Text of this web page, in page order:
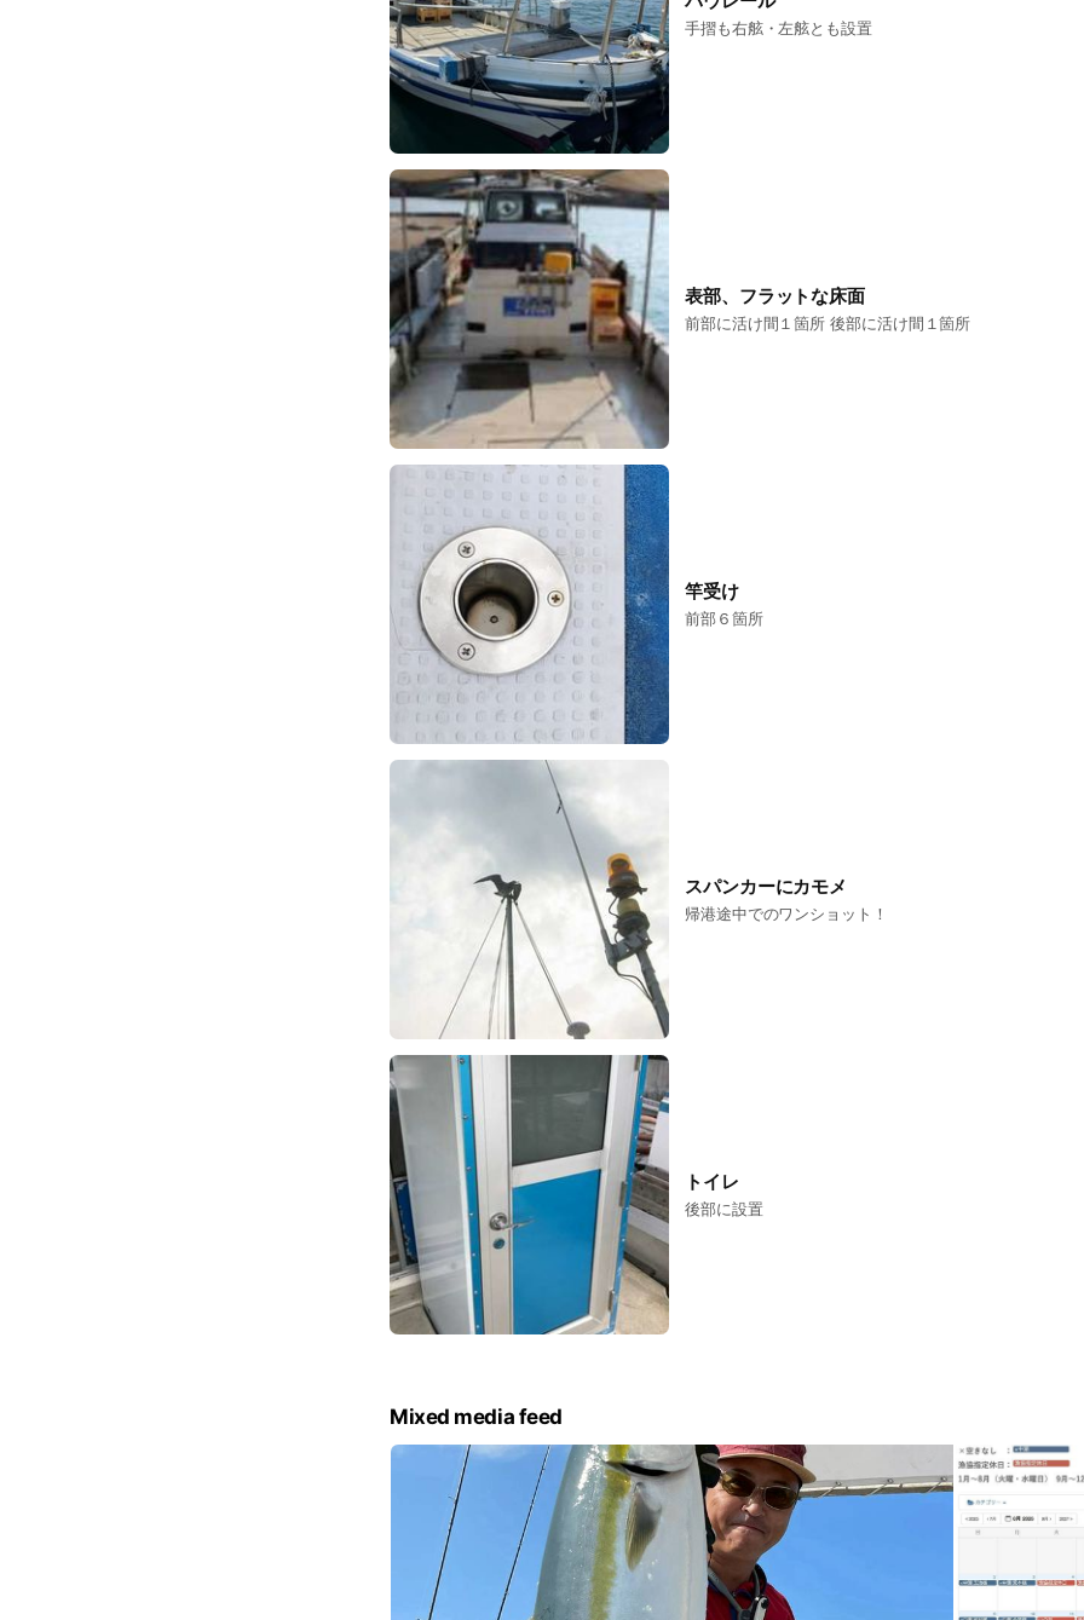
手摺も右舷・左舷とも設置
表部、フラットな床面
前部に活け間１箇所 後部に活け間１箇所
竿受け
前部６箇所
スパンカーにカモメ
帰港途中でのワンショット！
トイレ
後部に設置
Mixed media feed